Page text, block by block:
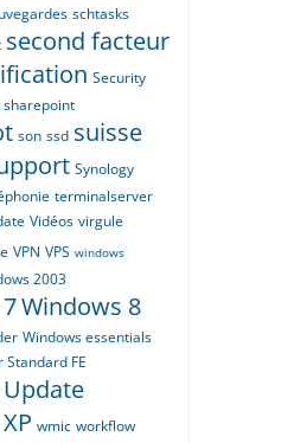
schtasks
second facteur
Security
sharepoint
son ssd suisse
Synology
terminalserver
Vidéos virgule
VPN VPS windows
2003
Windows 8
Windows essentials
Standard FE
wmic workflow